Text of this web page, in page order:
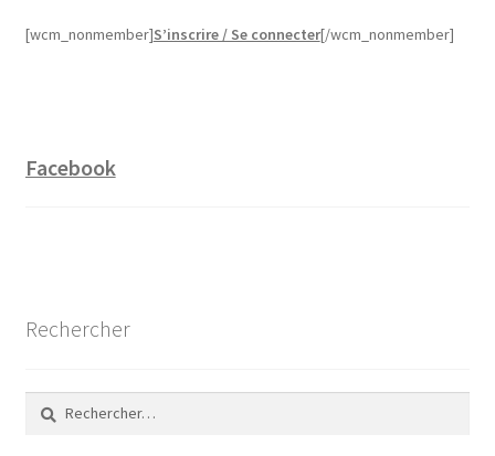
[wcm_nonmember]S’inscrire / Se connecter[/wcm_nonmember]
Facebook
Rechercher
Rechercher :